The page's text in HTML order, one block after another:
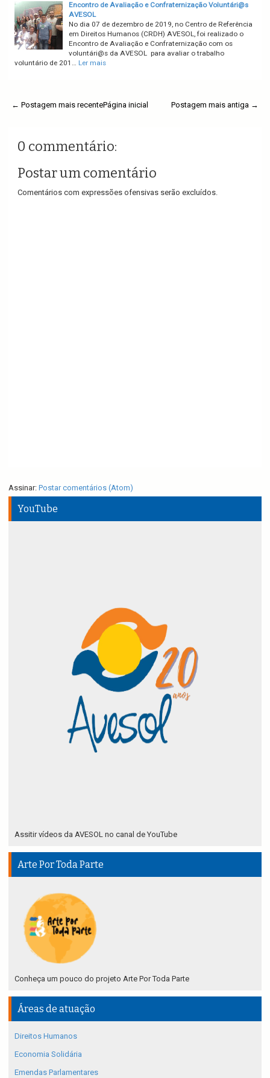
Encontro de Avaliação e Confraternização Voluntári@s
AVESOL
No dia 07 de dezembro de 2019, no Centro de Referência
em Direitos Humanos (CRDH) AVESOL, foi realizado o
Encontro de Avaliação e Confraternização com os
voluntári@s da AVESOL para avaliar o trabalho
voluntário de 201… Ler mais
← Postagem mais recente Postagem mais antiga →
Página inicial
0 commentário:
Postar um comentário
Comentários com expressões ofensivas serão excluídos.
Assinar: Postar comentários (Atom)
YouTube
Assitir vídeos da AVESOL no canal de YouTube
Arte Por Toda Parte
Conheça um pouco do projeto Arte Por Toda Parte
Áreas de atuação
Direitos Humanos
Economia Solidária
Emendas Parlamentares